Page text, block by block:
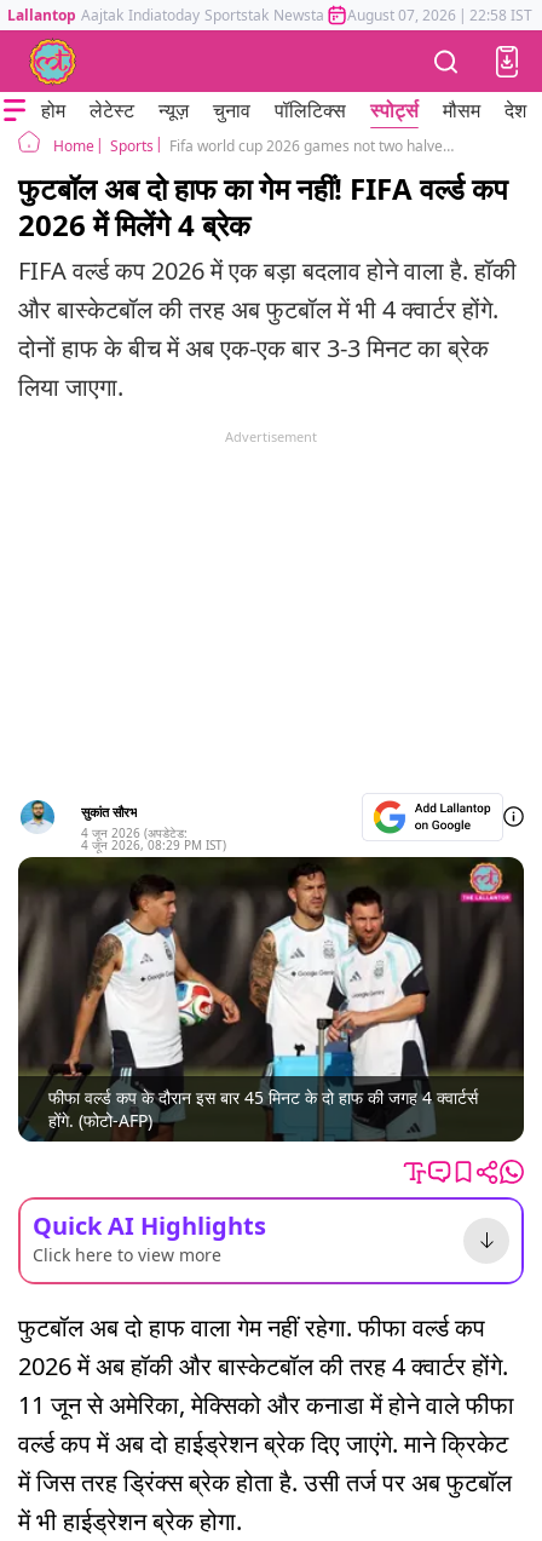
Lallantop Aajtak Indiatoday Sportstak Newstak Mumbai Tak Astrotak
August 07, 2026 | 22:58 IST
होम लेटेस्ट न्यूज़ चुनाव पॉलिटिक्स स्पोर्ट्स मौसम देश
Home Sports Fifa world cup 2026 games not two halves but four quarters
फुटबॉल अब दो हाफ का गेम नहीं! FIFA वर्ल्ड कप
2026 में मिलेंगे 4 ब्रेक
FIFA वर्ल्ड कप 2026 में एक बड़ा बदलाव होने वाला है. हॉकी
और बास्केटबॉल की तरह अब फुटबॉल में भी 4 क्वार्टर होंगे.
दोनों हाफ के बीच में अब एक-एक बार 3-3 मिनट का ब्रेक
लिया जाएगा.
Advertisement
सुकांत सौरभ
4 जून 2026 (अपडेटेड:
4 जून 2026, 08:29 PM IST)
फीफा वर्ल्ड कप के दौरान इस बार 45 मिनट के दो हाफ की जगह 4 क्वार्टर्स
होंगे. (फोटो-AFP)
Quick AI Highlights
Click here to view more
फुटबॉल अब दो हाफ वाला गेम नहीं रहेगा. फीफा वर्ल्ड कप
2026 में अब हॉकी और बास्केटबॉल की तरह 4 क्वार्टर होंगे.
11 जून से अमेर‍िका, मेक्सिको और कनाडा में होने वाले फीफा
वर्ल्ड कप में अब दो हाईड्रेशन ब्रेक दिए जाएंगे. माने क्रिकेट
में जिस तरह ड्रिंक्स ब्रेक होता है. उसी तर्ज पर अब फुटबॉल
में भी हाईड्रेशन ब्रेक होगा.